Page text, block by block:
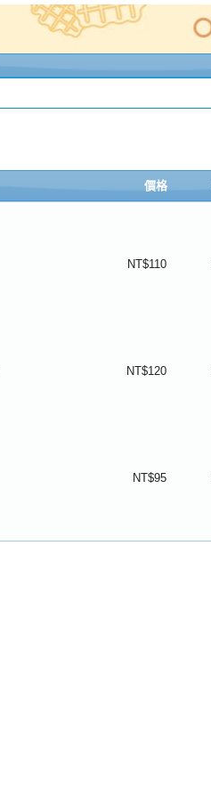
價格
NT$110
NT$120
NT$95